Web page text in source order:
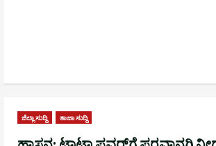
ಜಿಲ್ಲಾ ಸುದ್ದಿ ತಾಜಾ ಸುದ್ದಿ